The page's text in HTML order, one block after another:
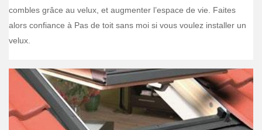
combles grâce au velux, et augmenter l’espace de vie. Faites
alors confiance à Pas de toit sans moi si vous voulez installer un
velux.